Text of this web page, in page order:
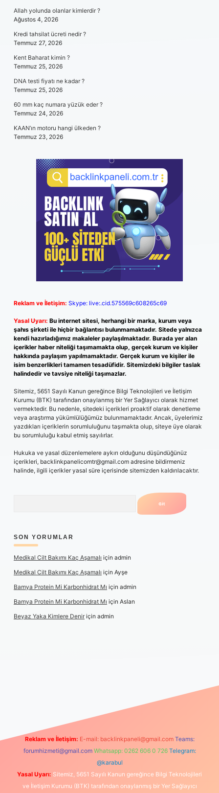
Allah yolunda olanlar kimlerdir ?
Ağustos 4, 2026
Kredi tahsilat ücreti nedir ?
Temmuz 27, 2026
Kent Baharat kimin ?
Temmuz 25, 2026
DNA testi fiyatı ne kadar ?
Temmuz 25, 2026
60 mm kaç numara yüzük eder ?
Temmuz 24, 2026
KAAN’ın motoru hangi ülkeden ?
Temmuz 23, 2026
Reklam ve İletişim: Skype: live:.cid.575569c608265c69
Yasal Uyarı: Bu internet sitesi, herhangi bir marka, kurum veya
şahıs şirketi ile hiçbir bağlantısı bulunmamaktadır. Sitede yalnızca
kendi hazırladığımız makaleler paylaşılmaktadır. Burada yer alan
içerikler haber niteliği taşımamakta olup, gerçek kurum ve kişiler
hakkında paylaşım yapılmamaktadır. Gerçek kurum ve kişiler ile
isim benzerlikleri tamamen tesadüfidir. Sitemizdeki bilgiler taslak
halindedir ve tavsiye niteliği taşımazlar.
Sitemiz, 5651 Sayılı Kanun gereğince Bilgi Teknolojileri ve İletişim
Kurumu (BTK) tarafından onaylanmış bir Yer Sağlayıcı olarak hizmet
vermektedir. Bu nedenle, sitedeki içerikleri proaktif olarak denetleme
veya araştırma yükümlülüğümüz bulunmamaktadır. Ancak, üyelerimiz
yazdıkları içeriklerin sorumluluğunu taşımakta olup, siteye üye olarak
bu sorumluluğu kabul etmiş sayılırlar.
Hukuka ve yasal düzenlemelere aykırı olduğunu düşündüğünüz
içerikleri, backlinkpanelicomtr@gmail.com adresine bildirmeniz
halinde, ilgili içerikler yasal süre içerisinde sitemizden kaldırılacaktır.
SON YORUMLAR
Medikal Cilt Bakımı Kaç Aşamalı için admin
Medikal Cilt Bakımı Kaç Aşamalı için Ayşe
Bamya Protein Mi Karbonhidrat Mı için admin
Bamya Protein Mi Karbonhidrat Mı için Aslan
Beyaz Yaka Kimlere Deniriçin admin
Reklam ve İletişim: E-mail: backlinkpaneli@gmail.com Teams:
forumhizmeti@gmail.com Whatsapp: 0262 606 0 726 Telegram:
@karabul
Yasal Uyarı: Sitemiz, 5651 Sayılı Kanun gereğince Bilgi Teknolojileri
ve İletişim Kurumu (BTK) tarafından onaylanmış bir Yer Sağlayıcı